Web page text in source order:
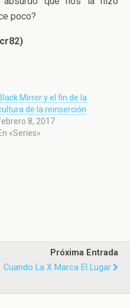
poco?
Mirror y el fin de la
de la reinserción
8, 2017
«Series»
Próxima Entrada
Cuando La X Marca El Lugar